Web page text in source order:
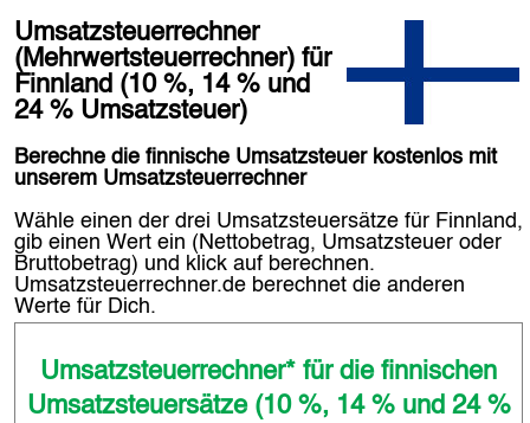
Umsatzsteuerrechner
(Mehrwertsteuerrechner) für
Finnland (10 %, 14 % und
24 % Umsatzsteuer)
Berechne die finnische Umsatzsteuer kostenlos mit
unserem Umsatzsteuerrechner
Wähle einen der drei Umsatzsteuersätze für Finnland,
gib einen Wert ein (Nettobetrag, Umsatzsteuer oder
Bruttobetrag) und klick auf berechnen.
Umsatzsteuerrechner.de berechnet die anderen
Werte für Dich.
Umsatzsteuerrechner* für die finnischen
Umsatzsteuersätze (10 %, 14 % und 24 %